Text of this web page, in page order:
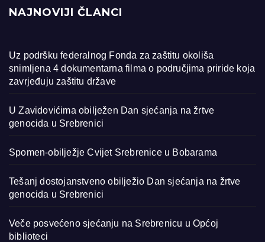
NAJNOVIJI ČLANCI
Uz podršku federalnog Fonda za zaštitu okoliša
snimljena 4 dokumentarna filma o područjima priride koja
zavrjeđuju zaštitu države
U Zavidovićima obilježen Dan sjećanja na žrtve
genocida u Srebrenici
Spomen-obilježje Cvijet Srebrenice u Bobarama
Tešanj dostojanstveno obilježio Dan sjećanja na žrtve
genocida u Srebrenici
Veče posvećeno sjećanju na Srebrenicu u Općoj
biblioteci